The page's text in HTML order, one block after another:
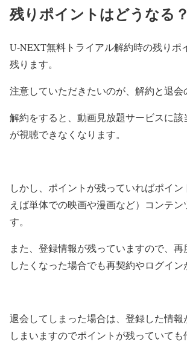
残りポイントはどうなる？
U-NEXT無料トライアル解約時の残りポ
残ります。
注意していただきたいのが、 解約と退会
解約をすると、動画見放題サービスに該
が視聴できなくなります。
しかし、 ポイントが残っていればポイ
えば単体での映画や漫画など）コンテン
す。
また、登録情報が残っていますので、
したくなった場合でも再契約やログイン
退会してしまった場合は、登録した情報
しまいますのでポイントが残っていて